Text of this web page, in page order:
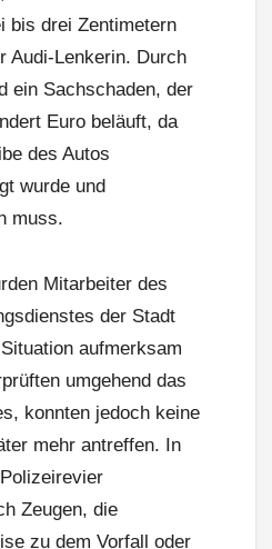
bis drei Zentimetern
Audi-Lenkerin. Durch
ein Sachschaden, der
Euro beläuft, da
des Autos
wurde und
muss.
Mitarbeiter des
der Stadt
aufmerksam
umgehend das
konnten jedoch keine
mehr antreffen. In
Zeugen, die
zu dem Vorfall oder